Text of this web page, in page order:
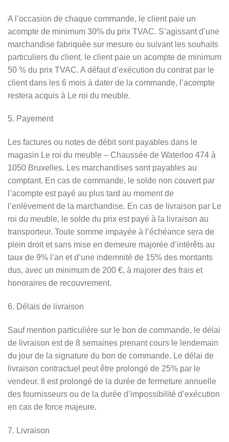
A l’occasion de chaque commande, le client paie un
acompte de minimum 30% du prix TVAC. S’agissant d’une
marchandise fabriquée sur mesure ou suivant les souhaits
particuliers du client, le client paie un acompte de minimum
50 % du prix TVAC. A défaut d’exécution du contrat par le
client dans les 6 mois à dater de la commande, l’acompte
restera acquis à Le roi du meuble.
5. Payement
Les factures ou notes de débit sont payables dans le
magasin Le roi du meuble – Chaussée de Waterloo 474 à
1050 Bruxelles. Les marchandises sont payables au
comptant. En cas de commande, le solde non couvert par
l’acompte est payé au plus tard au moment de
l’enlèvement de la marchandise. En cas de livraison par Le
roi du meuble, le solde du prix est payé à la livraison au
transporteur. Toute somme impayée à l’échéance sera de
plein droit et sans mise en demeure majorée d’intérêts au
taux de 9% l’an et d’une indemnité de 15% des montants
dus, avec un minimum de 200 €, à majorer des frais et
honoraires de recouvrement.
6. Délais de livraison
Sauf mention particulière sur le bon de commande, le délai
de livraison est de 8 semaines prenant cours le lendemain
du jour de la signature du bon de commande. Le délai de
livraison contractuel peut être prolongé de 25% par le
vendeur. Il est prolongé de la durée de fermeture annuelle
des fournisseurs ou de la durée d’impossibilité d’exécution
en cas de force majeure.
7. Livraison